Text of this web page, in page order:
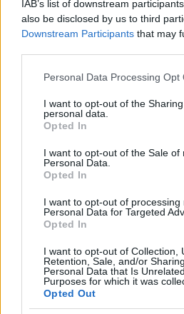
IAB’s list of downstream
also be disclosed by us to third
Downstream Participants that may
Please note that this website/app
not limited to your visit or usage
grant or deny consent to Google
use your data for below specified
consent section.
Personal Data Processing Opt
I want to opt-out of the
personal data.
Opted In
I want to opt-out of the Sale of
Personal Data.
Opted In
I want to opt-out of processing
Personal Data for Targeted
Opted In
I want to opt-out of Collection,
Retention, Sale, and/or
Personal Data that Is
Purposes for which it was
Opted Out
Vasárnap Nógrádot is eléri a
figyelmeztetés
MAGYAR ÉPÍTŐK